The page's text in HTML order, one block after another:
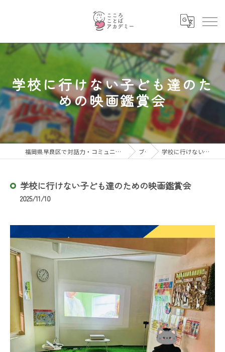
学校に行けない子ども達のた
めの映画鑑賞会
福岡県早良区で対話力・コミュニケーション力を育むならこころことばアカデミー ブログ 学校に行けない子ども達のための映画鑑賞会
学校に行けない子ども達のための映画鑑賞会
2025/11/10